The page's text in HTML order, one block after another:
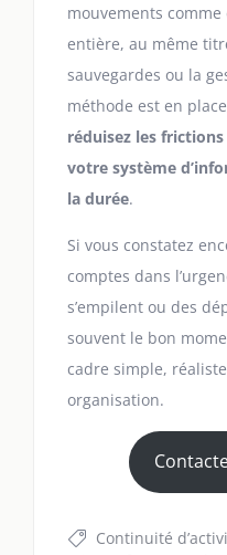
mouvements
entière, au même
sauvegardes ou la
méthode est en
réduisez les
votre système
la durée.
Si vous constatez
comptes dans
s’empilent ou des
souvent le bon
cadre simple,
organisation.
Continuité